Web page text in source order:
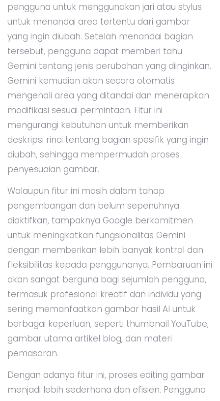
pengguna untuk menggunakan jari atau stylus
untuk menandai area tertentu dari gambar
yang ingin diubah. Setelah menandai bagian
tersebut, pengguna dapat memberi tahu
Gemini tentang jenis perubahan yang diinginkan.
Gemini kemudian akan secara otomatis
mengenali area yang ditandai dan menerapkan
modifikasi sesuai permintaan. Fitur ini
mengurangi kebutuhan untuk memberikan
deskripsi rinci tentang bagian spesifik yang ingin
diubah, sehingga mempermudah proses
penyesuaian gambar.
Walaupun fitur ini masih dalam tahap
pengembangan dan belum sepenuhnya
diaktifkan, tampaknya Google berkomitmen
untuk meningkatkan fungsionalitas Gemini
dengan memberikan lebih banyak kontrol dan
fleksibilitas kepada penggunanya. Pembaruan ini
akan sangat berguna bagi sejumlah pengguna,
termasuk profesional kreatif dan individu yang
sering memanfaatkan gambar hasil AI untuk
berbagai keperluan, seperti thumbnail YouTube,
gambar utama artikel blog, dan materi
pemasaran.
Dengan adanya fitur ini, proses editing gambar
menjadi lebih sederhana dan efisien. Pengguna